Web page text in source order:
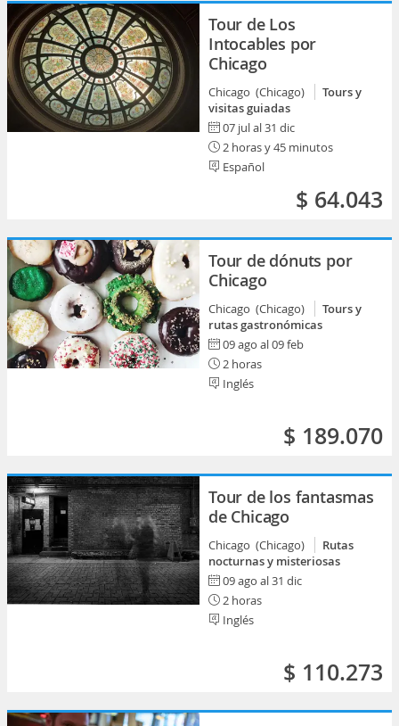
Tour de Los
Intocables por
Chicago
Chicago (Chicago)
Tours y
visitas guiadas
07 jul al 31 dic
2 horas y 45 minutos
Español
$ 64.043
Tour de dónuts por
Chicago
Chicago (Chicago)
Tours y
rutas gastronómicas
09 ago al 09 feb
2 horas
Inglés
$ 189.070
Tour de los fantasmas
de Chicago
Chicago (Chicago)
Rutas
nocturnas y misteriosas
09 ago al 31 dic
2 horas
Inglés
$ 110.273